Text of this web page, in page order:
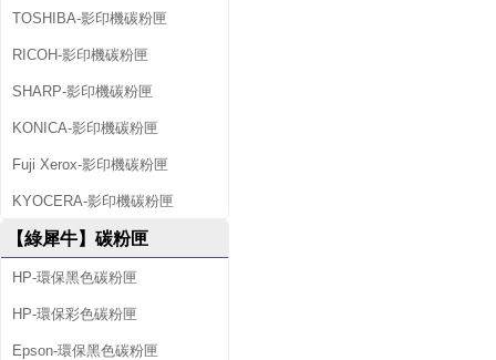
TOSHIBA-影印機碳粉匣
RICOH-影印機碳粉匣
SHARP-影印機碳粉匣
KONICA-影印機碳粉匣
Fuji Xerox-影印機碳粉匣
KYOCERA-影印機碳粉匣
【綠犀牛】碳粉匣
HP-環保黑色碳粉匣
HP-環保彩色碳粉匣
Epson-環保黑色碳粉匣